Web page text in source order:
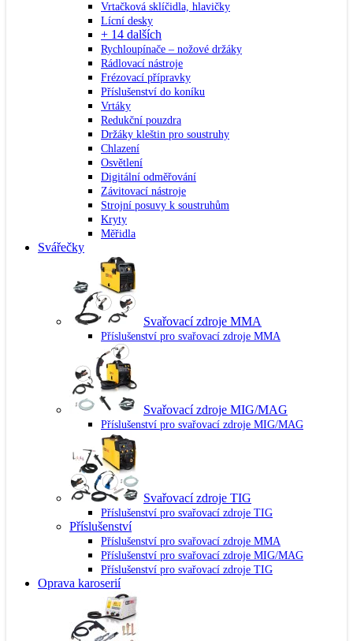
Vrtačková sklíčidla, hlavičky
Lícní desky
+ 14 dalších
Rychloupínače – nožové držáky
Rádlovací nástroje
Frézovací přípravky
Příslušenství do koníku
Vrtáky
Redukční pouzdra
Držáky kleštin pro soustruhy
Chlazení
Osvětlení
Digitální odměřování
Závitovací nástroje
Strojní posuvy k soustruhům
Kryty
Měřidla
Svářečky
Svařovací zdroje MMA
Příslušenství pro svařovací zdroje MMA
Svařovací zdroje MIG/MAG
Příslušenství pro svařovací zdroje MIG/MAG
Svařovací zdroje TIG
Příslušenství pro svařovací zdroje TIG
Příslušenství
Příslušenství pro svařovací zdroje MMA
Příslušenství pro svařovací zdroje MIG/MAG
Příslušenství pro svařovací zdroje TIG
Oprava karoserií